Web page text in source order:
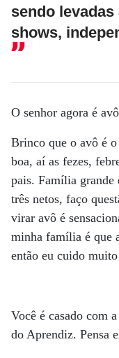
sendo
shows,
O senhor agora é
Brinco que o avô é
boa, aí as fezes,
pais. Família
três netos, faço
virar avô é
minha família é que
então eu cuido
Você é casado com
do Aprendiz. Pensa